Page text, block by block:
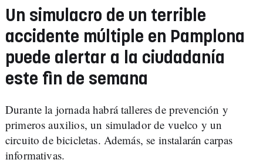
Un simulacro de un terrible
accidente múltiple en Pamplona
puede alertar a la ciudadanía
este fin de semana
Durante la jornada habrá talleres de prevención y
primeros auxilios, un simulador de vuelco y un
circuito de bicicletas. Además, se instalarán carpas
informativas.